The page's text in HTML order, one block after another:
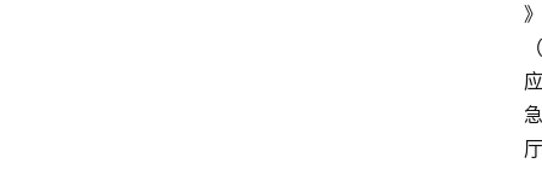
》
（
应
急
厅